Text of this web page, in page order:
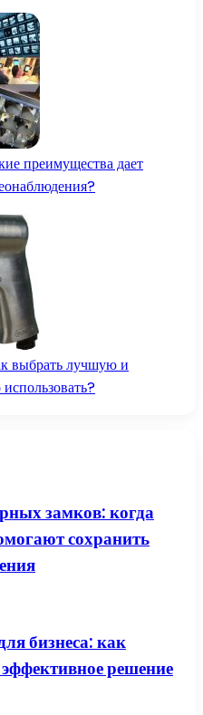
преимущества дает
выбрать лучшую и
замков: когда
сохранить
бизнеса: как
решение